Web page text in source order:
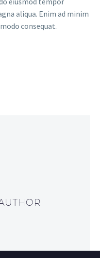
aliqua. Enim ad minim
consequat.